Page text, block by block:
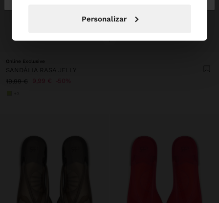
Personalizar
+
Online Exclusive
SANDÁLIA RASA JELLY
19,99 €
9,99 € 50%